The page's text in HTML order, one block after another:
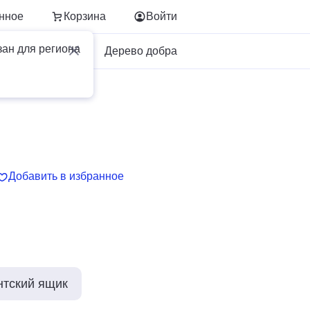
Корзина
для региона
Войти
Для бизнеса Дерево добра
Добавить в избранное
ящик